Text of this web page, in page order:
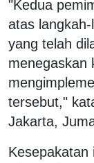
"Kedua
atas
yang telah
menegaskan
tersebut,"
Jakarta,
Kesepakatan